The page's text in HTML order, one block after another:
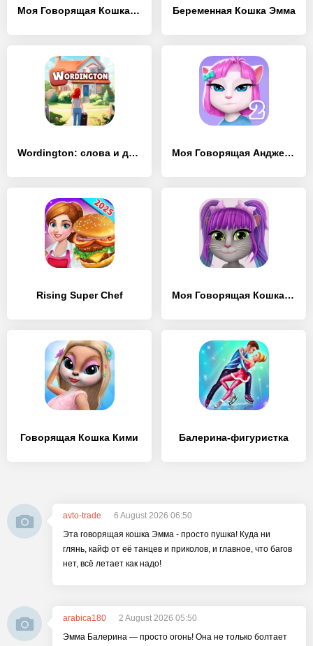
Моя Говорящая Кошка Эмма Беременная Кошка Эмма
Wordington: слова и дизайн Моя Говорящая Анджела 2
Rising Super Chef Моя Говорящая Кошка Лили 2
Говорящая Кошка Кими Балерина-фигуристка
avto-trade
6 August 2026 06:50
Эта говорящая кошка Эмма - просто пушка! Куда ни
глянь, кайф от её танцев и приколов, и главное, что багов
нет, всё летает как надо!
arabica180
2 August 2026 05:50
Эмма Балерина — просто огонь! Она не только болтает